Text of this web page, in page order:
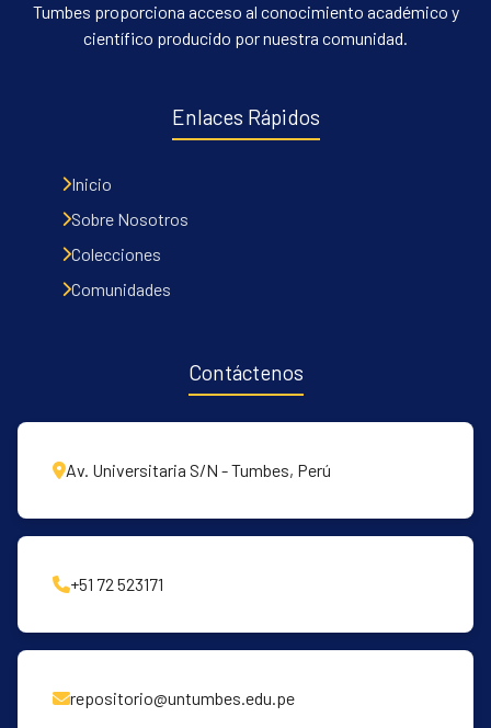
Tumbes proporciona acceso al conocimiento académico y
científico producido por nuestra comunidad.
Enlaces Rápidos
Inicio
Sobre Nosotros
Colecciones
Comunidades
Contáctenos
Av. Universitaria S/N - Tumbes, Perú
+51 72 523171
repositorio@untumbes.edu.pe